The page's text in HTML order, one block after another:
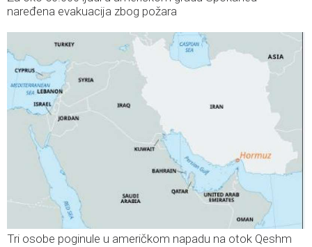
naređena evakuacija zbog požara
Tri osobe poginule u američkom napadu na otok Qeshm